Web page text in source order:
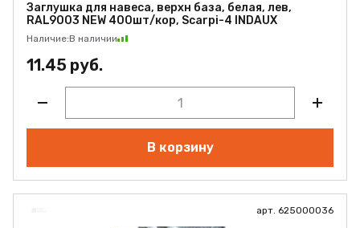
Заглушка для навеса, верхн база, белая, лев,
RAL9003 NEW 400шт/кор, Scarpi-4 INDAUX
Наличие:В наличии
11.45 руб.
В корзину
арт. 625000036